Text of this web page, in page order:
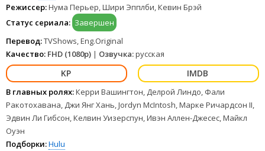
Режиссер:Нума Перьер, Шири Эпплби, Кевин Брэй
Статус сериала: Завершен
Перевод:TVShows, Eng.Original
Качество: FHD (1080p) | Озвучка:русская
В главных ролях:Керри Вашингтон, Делрой Линдо, Фали
Ракотохавана, Джи Янг Хань, Jordyn McIntosh, Марке Ричардсон II,
Эдвин Ли Гибсон, Келвин Уизерспун, Ивэн Аллен-Джесес, Майкл
Оуэн
Подборки:Hulu